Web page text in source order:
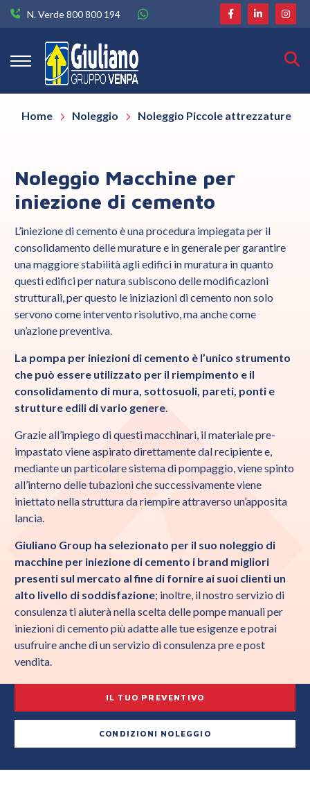
N. Verde 800 800 194
Home Noleggio Noleggio Piccole attrezzature
Noleggio Macchine per
iniezione di cemento
L’iniezione di cemento è una procedura impiegata per il
consolidamento delle murature e in generale per garantire
una maggiore stabilità agli edifici in muratura in quanto
questi edifici per natura subiscono delle modificazioni
strutturali, per questo le iniziazioni di cemento non solo
servono come intervento risolutivo, ma anche come
un’azione preventiva.
La pompa per iniezioni di cemento è l’unico strumento
che può essere utilizzato per il riempimento e il
consolidamento di mura, sottosuoli, pareti, ponti e
strutture edili di vario genere.
Grazie all’impiego di questi macchinari, il materiale pre-
impastato viene aspirato direttamente dal recipiente e,
mediante un particolare sistema di pompaggio, viene spinto
all’interno delle tubazioni che successivamente viene
iniettato nella struttura da riempire attraverso un’apposita
lancia.
Giuliano Group ha selezionato per il suo noleggio di
macchine per iniezione di cemento i brand migliori
presenti sul mercato al fine di fornire ai suoi clienti un
alto livello di soddisfazione; inoltre, il nostro servizio di
consulenza ti aiuterà nella scelta delle pompe manuali per
iniezioni di cemento più adatte alle tue esigenze e potrai
usufruire anche di un servizio di consulenza pre e post
vendita.
IL TUO PREVENTIVO
CONDIZIONI NOLEGGIO